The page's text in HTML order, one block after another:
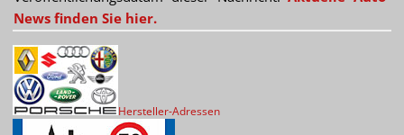
News finden Sie hier.
Hersteller-Adressen